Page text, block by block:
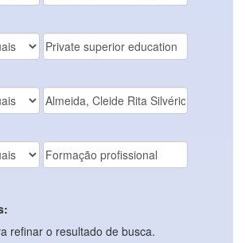
refinar o resultado de busca.